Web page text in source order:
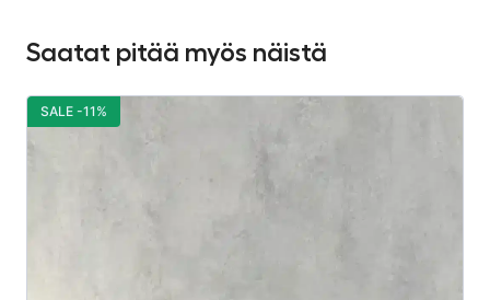
Saatat pitää myös näistä
SALE -11%